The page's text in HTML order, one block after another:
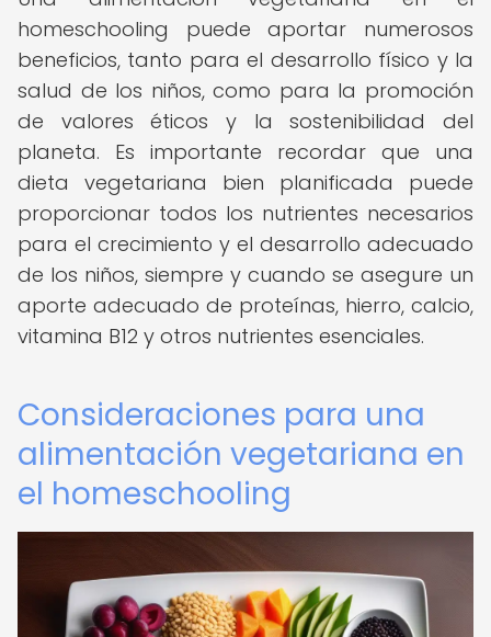
homeschooling puede aportar numerosos
beneficios, tanto para el desarrollo físico y la
salud de los niños, como para la promoción
de valores éticos y la sostenibilidad del
planeta. Es importante recordar que una
dieta vegetariana bien planificada puede
proporcionar todos los nutrientes necesarios
para el crecimiento y el desarrollo adecuado
de los niños, siempre y cuando se asegure un
aporte adecuado de proteínas, hierro, calcio,
vitamina B12 y otros nutrientes esenciales.
Consideraciones para una
alimentación vegetariana en
el homeschooling